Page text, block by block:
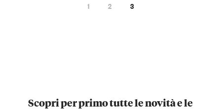
1 2 3
Scopri per primo tutte le novità e le